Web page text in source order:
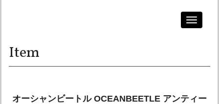
Toggle
Item
オーシャンビートル OCEANBEETLE アンティー